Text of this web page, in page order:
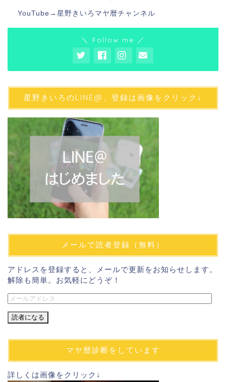
YouTube→ 星野きいろマヤ暦チャンネル
＼ Follow me ／
星野きいろのLINE@、登録は画像をクリック↓
メールで読者登録（無料）
アドレスを登録すると、メールで更新をお知らせします。
解除も簡単。お気軽にどうぞ！
メ
ル
ド
ス
マヤ暦診断をしています
詳しくは画像をクリック↓